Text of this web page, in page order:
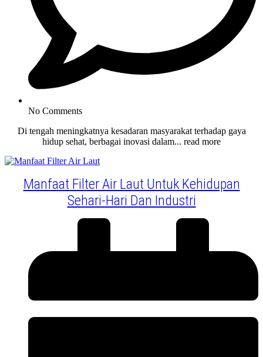
No Comments
Di tengah meningkatnya kesadaran masyarakat terhadap gaya
hidup sehat, berbagai inovasi dalam... read more
Manfaat Filter Air Laut Untuk Kehidupan
Sehari-Hari Dan Industri